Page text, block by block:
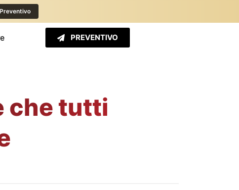
Preventivo
PREVENTIVO
che tutti